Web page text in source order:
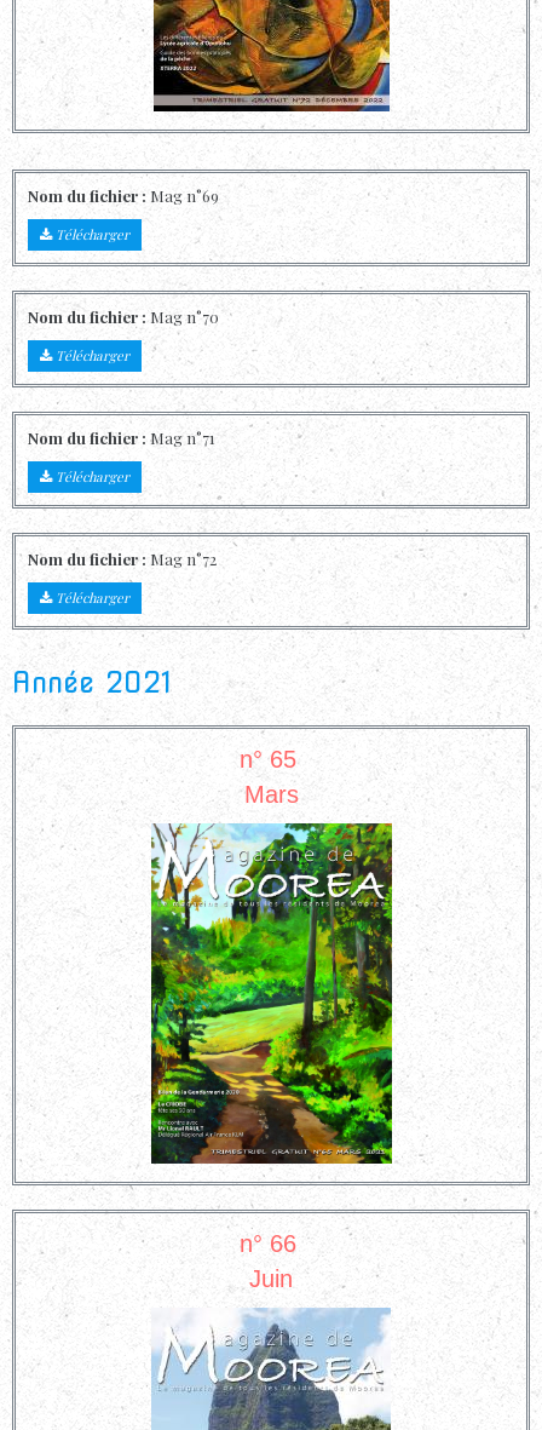
Nom du fichier : Mag n°69
Télécharger
Nom du fichier : Mag n°70
Télécharger
Nom du fichier : Mag n°71
Télécharger
Nom du fichier : Mag n°72
Télécharger
Année 2021
n° 65
Mars
n° 66
Juin